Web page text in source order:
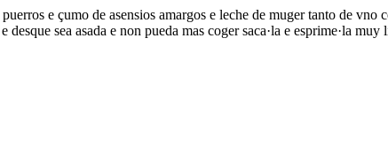
e çumo de asensios amargos e leche de muger tanto de
desque sea asada e non pueda mas coger saca·la e esprime·la